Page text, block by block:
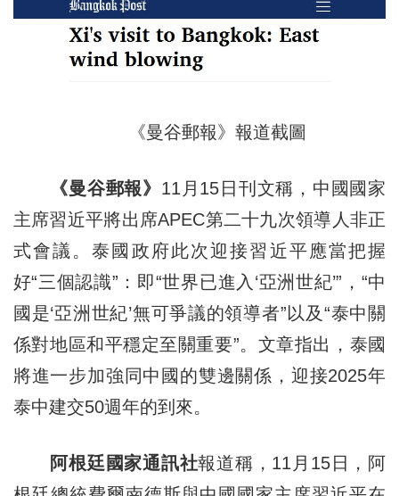
《曼谷郵報》報道截圖
《曼谷郵報》 11月15日刊文稱，中國國家
主席習近平將出席APEC第二十九次領導人非正
式會議。泰國政府此次迎接習近平應當把握
好“三個認識”：即“世界已進入‘亞洲世紀’”，“中
國是‘亞洲世紀’無可爭議的領導者”以及“泰中關
係對地區和平穩定至關重要”。文章指出，泰國
將進一步加強同中國的雙邊關係，迎接2025年
泰中建交50週年的到來。
阿根廷國家通訊社報道稱，11月15日，阿